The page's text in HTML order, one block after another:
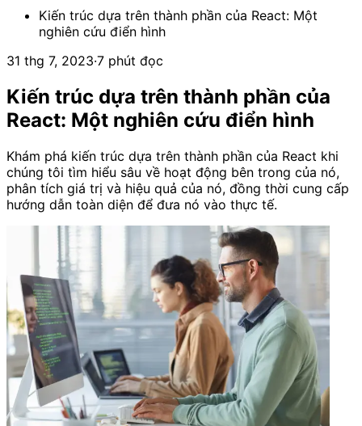
Kiến trúc dựa trên thành phần của React: Một
nghiên cứu điển hình
31 thg 7, 2023·7 phút đọc
Kiến trúc dựa trên thành phần của
React: Một nghiên cứu điển hình
Khám phá kiến ​​trúc dựa trên thành phần của React khi
chúng tôi tìm hiểu sâu về hoạt động bên trong của nó,
phân tích giá trị và hiệu quả của nó, đồng thời cung cấp
hướng dẫn toàn diện để đưa nó vào thực tế.